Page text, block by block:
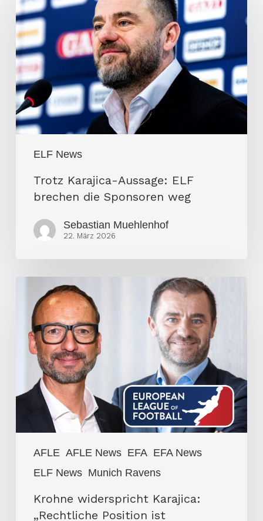
ELF News
Karajica-
Aussage:
ELF
brechen
die
Sponsoren
weg
Trotz Karajica-Aussage: ELF
brechen die Sponsoren weg
Sebastian Muehlenhof
22. März 2026
AFLE AFLE News EFA EFA News
ELF News Munich Ravens
widerspricht
Karajica:
„Rechtliche
Position
wasserdicht“
Krohne widerspricht Karajica:
„Rechtliche Position ist